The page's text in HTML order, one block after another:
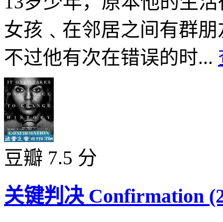
女孩﹑在邻居之间有群
不过他有次在错误的时...
豆瓣 7.5 分
关键判决 Confirmation